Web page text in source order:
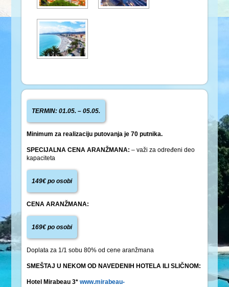
TERMIN: 01.05. – 05.05.
Minimum za realizaciju putovanja je 70 putnika.
SPECIJALNA CENA ARANŽMANA: – važi za određeni deo
kapaciteta
149€ po osobi
CENA ARANŽMANA:
169€ po osobi
Doplata za 1/1 sobu 80% od cene aranžmana
SMEŠTAJ U NEKOM OD NAVEDENIH HOTELA ILI SLIČNOM:
Hotel Mirabeau 3*www.mirabeau-